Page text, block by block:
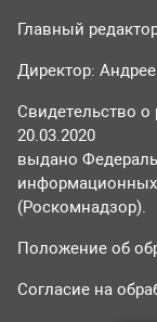
Главный
Директор:
Свидетельство
20.03.2020
выдано
(Роскомнадзор).
Положение об
Согласие на